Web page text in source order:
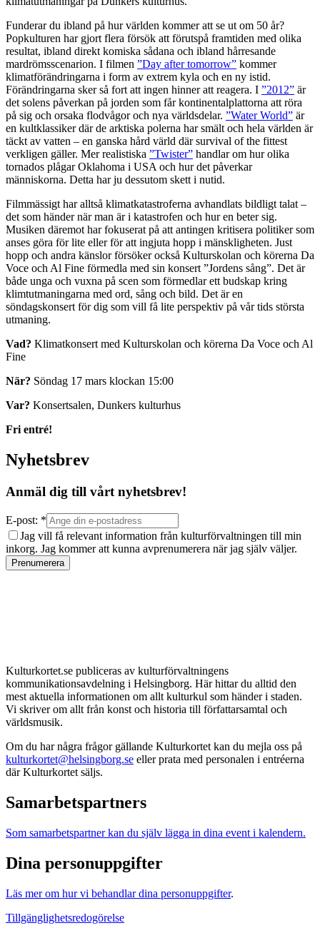
Funderar du ibland på hur världen kommer att se ut om 50 år?
Popkulturen har gjort flera försök att förutspå framtiden med olika
resultat, ibland direkt komiska sådana och ibland hårresande
mardrömsscenarion. I filmen ”Day after tomorrow” kommer
klimatförändringarna i form av extrem kyla och en ny istid.
Förändringarna sker så fort att ingen hinner att reagera. I ”2012” är
det solens påverkan på jorden som får kontinentalplattorna att röra
på sig och orsaka flodvågor och nya världsdelar. ”Water World” är
en kultklassiker där de arktiska polerna har smält och hela världen är
täckt av vatten – en ganska hård värld där survival of the fittest
verkligen gäller. Mer realistiska ”Twister” handlar om hur olika
tornados plågar Oklahoma i USA och hur det påverkar
människorna. Detta har ju dessutom skett i nutid.
Filmmässigt har alltså klimatkatastroferna avhandlats bildligt talat –
det som händer när man är i katastrofen och hur en beter sig.
Musiken däremot har fokuserat på att antingen kritisera politiker som
anses göra för lite eller för att ingjuta hopp i mänskligheten. Just
hopp och andra känslor försöker också Kulturskolan och körerna Da
Voce och Al Fine förmedla med sin konsert ”Jordens sång”. Det är
både unga och vuxna på scen som förmedlar ett budskap kring
klimtutmaningarna med ord, sång och bild. Det är en
söndagskonsert för dig som vill få lite perspektiv på vår tids största
utmaning.
Vad? Klimatkonsert med Kulturskolan och körerna Da Voce och Al
Fine
När? Söndag 17 mars klockan 15:00
Var? Konsertsalen, Dunkers kulturhus
Fri entré!
Nyhetsbrev
Anmäl dig till vårt nyhetsbrev!
E-post: *
Jag vill få relevant information från kulturförvaltningen till min
inkorg. Jag kommer att kunna avprenumerera när jag själv väljer.
Prenumerera
Kulturkortet.se publiceras av kulturförvaltningens
kommunikationsavdelning i Helsingborg. Här hittar du alltid den
mest aktuella informationen om allt kulturkul som händer i staden.
Vi skriver om allt från konst och historia till författarsamtal och
världsmusik.
Om du har några frågor gällande Kulturkortet kan du mejla oss på
kulturkortet@helsingborg.se eller prata med personalen i entréerna
där Kulturkortet säljs.
Samarbetspartners
Som samarbetspartner kan du själv lägga in dina event i kalendern.
Dina personuppgifter
Läs mer om hur vi behandlar dina personuppgifter.
Tillgänglighetsredogörelse